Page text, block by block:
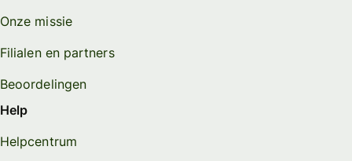
Onze missie
Filialen en partners
Beoordelingen
Help
Helpcentrum